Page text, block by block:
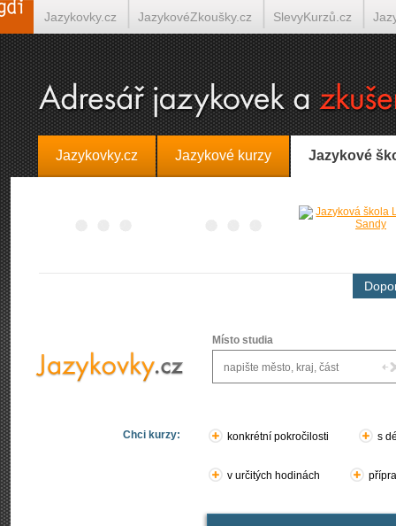
Jazykovky.cz Jazykové kurzy Jazykové
Místo studia
Chci kurzy: konkrétní pokročilosti s
v určitých hodinách
Jazykovky.cz JazykovéZkoušky.cz SlevyKurzů.cz
Španělština on-line Italština on-line Tlumočení-